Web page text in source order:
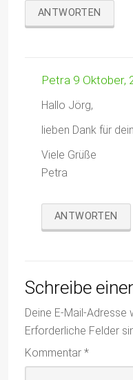
ANTWORTEN
Petra 9 Oktober,
Hallo Jörg,
lieben Dank für
Viele Grüße
Petra
ANTWORTEN
Schreibe
Deine E-Mail-
Erforderliche Felder
Kommentar *